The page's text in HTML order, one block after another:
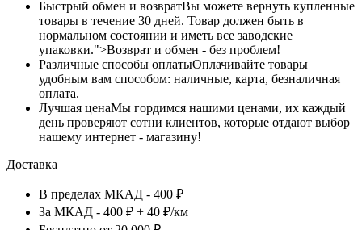
Быстрый обмен и возвратВы можете вернуть купленные
товары в течение 30 дней. Товар должен быть в
нормальном состоянии и иметь все заводские
упаковки.">Возврат и обмен - без проблем!
Различные способы оплатыОплачивайте товары
удобным вам способом: наличные, карта, безналичная
оплата.
Лучшая ценаМы гордимся нашими ценами, их каждый
день проверяют сотни клиентов, которые отдают выбор
нашему интернет - магазину!
Доставка
В пределах МКАД - 400 ₽
За МКАД - 400 ₽ + 40 ₽/км